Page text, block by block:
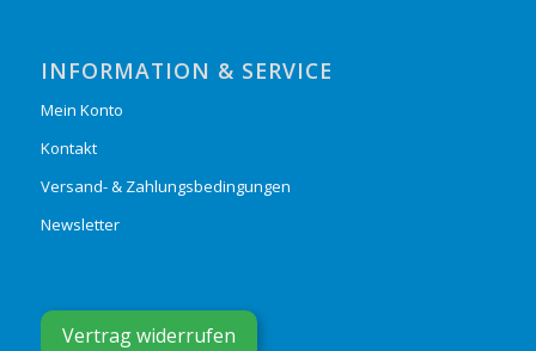
INFORMATION & SERVICE
Mein Konto
Kontakt
Versand- & Zahlungsbedingungen
Newsletter
Vertrag widerrufen